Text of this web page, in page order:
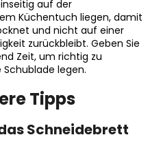
auf der
Küchentuch liegen, damit
und nicht auf einer
zurückbleibt. Geben Sie
Zeit, um richtig zu
Schublade legen.
Tipps
Schneidebrett